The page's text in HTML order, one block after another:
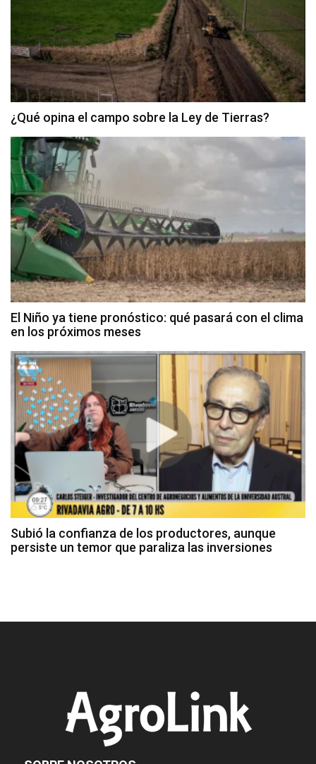
¿Qué opina el campo sobre la Ley de Tierras?
El Niño ya tiene pronóstico: qué pasará con el clima
en los próximos meses
Subió la confianza de los productores, aunque
persiste un temor que paraliza las inversiones